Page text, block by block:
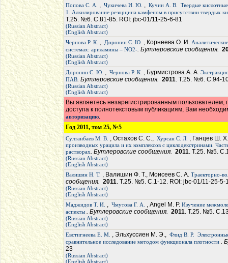
Попова С. А.
, Чукичева И. Ю. , Кучин А. В.
Твердые
1. Алкилирование резорцина камфеном в присутствии твердых
Т.25. №6. С.81-85. ROI: jbc-01/11-25-6-81
(Russian Abstract)
(English Abstract)
Чернова Р. К. , Доронин С. Ю. , Корнеева О. И.
системах: ариламины – NO2-. Бутлеровские сообщения.
(Russian Abstract)
(English Abstract)
Доронин С. Ю. , Чернова Р. К. , Бурмистрова А. А.
ПАВ. Бутлеровские сообщения. 2011. Т.25. №6. С.94-
(Russian Abstract)
(English Abstract)
Вы являетесь незарегистрированным
доступа к полнотекстовым публикациям, Вам
авторизацию.
Год 2011, том 25, №5
Султанбаев М. В. , Остахов С. С., Хурсан С. Л. , Ганцев Ш.
производных урацила и их комплексов с циклодекстринами.
растворах. Бутлеровские сообщения. 2011. Т.25. №5.
(Russian Abstract)
(English Abstract)
Валишин Н. Т. , Валишин Ф. Т., Моисеев С. А. Траекторно-
сообщения. 2011. Т.25. №5. С.1-12. ROI: jbc-01/11-25-5-
(Russian Abstract)
(English Abstract)
Маджидов Т. И. , Чмутова Г. А. , Angel M. P. Изучение
аспекты . Бутлеровские сообщения. 2011. Т.25. №5.
(Russian Abstract)
(English Abstract)
Евстигнеева Е. М. , Эльхуссиен М. Э., Флид В. Р.
сравнительное исследование методом функционала плотности .
23
(Russian Abstract)
(English Abstract)